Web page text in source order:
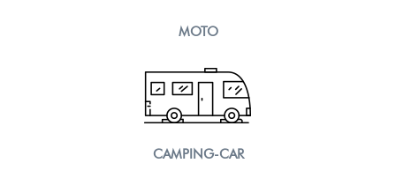
MOTO
CAMPING-CAR